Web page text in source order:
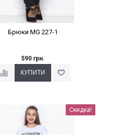
Брюки MG 227-1
590 грн.
Наклейки Варіант з % Скидка!